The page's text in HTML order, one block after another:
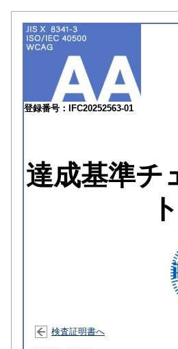
登録番号：IFC20252563-01
達成基準チ
ト
検査証明書へ